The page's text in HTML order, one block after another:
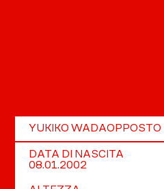
YUKIKO WADAOPPOSTO
DATA DI NASCITA
08.01.2002